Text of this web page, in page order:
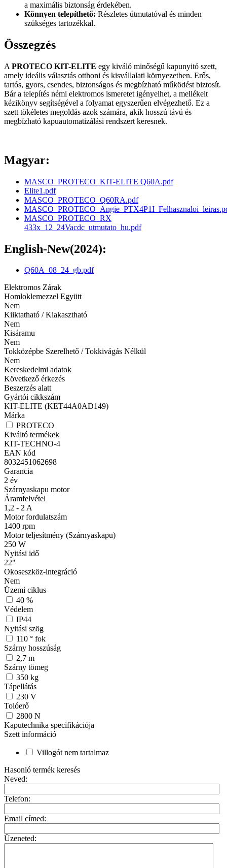
a maximális biztonság érdekében.
Könnyen telepíthető: Részletes útmutatóval és minden
szükséges tartozékkal.
Összegzés
A PROTECO KIT-ELITE egy kiváló minőségű kapunyitó szett,
amely ideális választás otthoni és kisvállalati környezetben. Erős,
tartós, gyors, csendes, biztonságos és megbízható működést biztosít.
Bár a telepítés némi elektromos ismeretet igényelhet, a mellékelt
kézikönyv segítségével a folyamat egyszerűen elvégezhető. Ez a
szett tökéletes megoldás azok számára, akik hosszú távú és
megbízható kapuautomatizálási rendszert keresnek.
Magyar:
MASCO_PROTECO_KIT-ELITE Q60A.pdf
Elite1.pdf
MASCO_PROTECO_Q60RA.pdf
MASCO_PROTECO_RX
433x_12_24Vacdc_utmutato_hu.pdf
English-New(2024):
Q60A_08_24_gb.pdf
Elektromos Zárak
Homloklemezzel Együtt
Nem
Kiiktatható / Kiakasztható
Nem
Kisáramu
Nem
Tokközépbe Szerelhető / Tokkivágás Nélkül
Nem
Kereskedelmi adatok
Következő érkezés
Beszerzés alatt
Gyártói cikkszám
KIT-ELITE (KET44A0AD149)
Márka
PROTECO
Kiváltó termékek
KIT-TECHNO-4
EAN kód
8032451062698
Garancia
2 év
Szárnyaskapu motor
Áramfelvétel
1,2 - 2A
Motor fordulatszám
1400 rpm
Motor teljesítmény (Szárnyaskapu)
250 W
Nyitási idő
22"
Okoseszköz-integráció
Nem
Üzemi ciklus
40 %
Védelem
IP44
Nyitási szög
110 ° fok
Szárny hosszúság
2,7 m
Szárny tömeg
350 kg
Tápellátás
230 V
Tolóerő
2800 N
Kaputechnika specifikációja
Szett információ
Villogót nem tartalmaz
Hasonló termék keresés
Neved:
Telefon:
Email címed:
Üzeneted: